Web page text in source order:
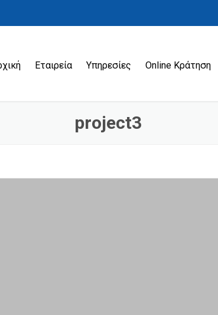
Εταιρεία Υπηρεσίες
Μεταφορά παιδιών
Ξενοδοχεία
Online Κράτηση
project3